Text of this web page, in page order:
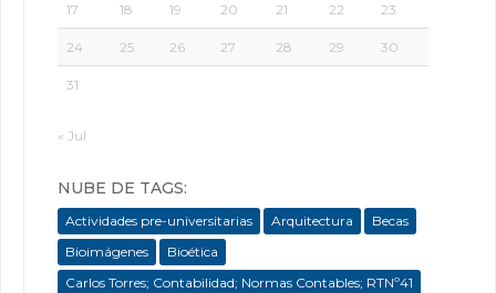
17 18 19 20 21 22 23
24 25 26 27 28 29 30
31
« Jul
NUBE DE TAGS:
Actividades pre-universitarias Arquitectura
Becas
Bioimágenes
Bioética
Carlos Torres; Contabilidad; Normas Contables; RTNº41